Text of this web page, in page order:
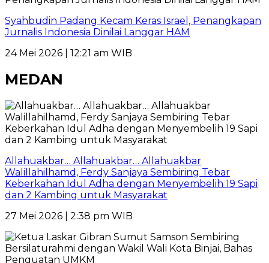
Syahbudin Padang Kecam Keras Israel, Penangkapan
Jurnalis Indonesia Dinilai Langgar HAM
24 Mei 2026 | 12:21 am WIB
MEDAN
Allahuakbar… Allahuakbar… Allahuakbar
Walillahilhamd, Ferdy Sanjaya Sembiring Tebar
Keberkahan Idul Adha dengan Menyembelih 19 Sapi
dan 2 Kambing untuk Masyarakat
27 Mei 2026 | 2:38 pm WIB